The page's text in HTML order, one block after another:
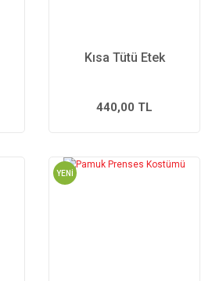
Kısa Tütü Etek
440,00 TL
YENİ